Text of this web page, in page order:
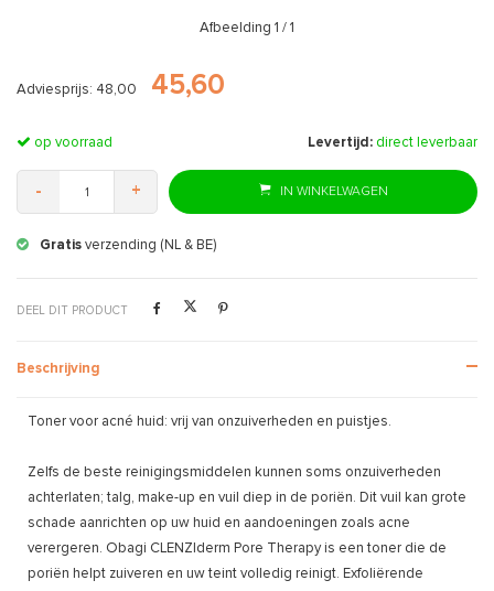
Afbeelding 1 / 1
Adviesprijs: 48,00 45,60
op voorraad Levertijd: direct leverbaar
- + IN WINKELWAGEN
Gratis retourneren
DEEL DIT PRODUCT
Beschrijving
Toner voor acné huid: vrij van onzuiverheden en puistjes.
Zelfs de beste reinigingsmiddelen kunnen soms onzuiverheden
achterlaten; talg, make-up en vuil diep in de poriën. Dit vuil kan grote
schade aanrichten op uw huid en aandoeningen zoals acne
verergeren. Obagi CLENZIderm Pore Therapy is een toner die de
poriën helpt zuiveren en uw teint volledig reinigt. Exfoliërende